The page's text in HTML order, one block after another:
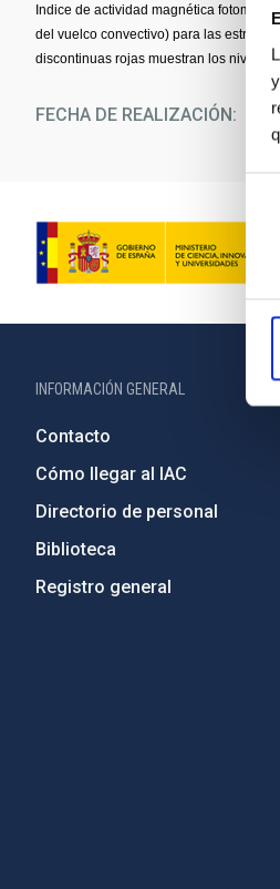
Indice de actividad magnética
del vuelco convectivo) para las
discontinuas rojas muestran los niveles
FECHA DE REALIZACIÓN
INFORMACIÓN GENERAL
Contacto
Cómo llegar al IAC
Directorio de personal
Biblioteca
Registro general